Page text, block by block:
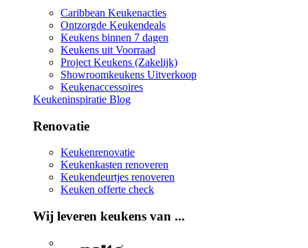
Caribbean Keukenacties
Ontzorgde Keukendeals
Keukens binnen 7 dagen
Keukens uit Voorraad
Project Keukens (Zakelijk)
Showroomkeukens Uitverkoop
Keukenaccessoires
Keukeninspiratie Blog
Renovatie
Keukenrenovatie
Keukenkasten renoveren
Keukendeurtjes renoveren
Keuken offerte check
Wij leveren keukens van ...